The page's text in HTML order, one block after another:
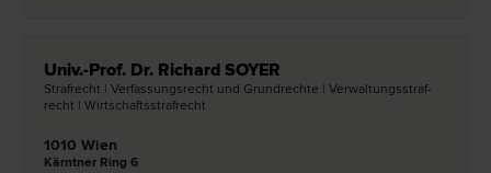
Univ.-Prof. Dr. Richard SOYER
Straf­recht | Verfassungs­recht und Grund­rechte | Verwaltungsstraf­
recht | Wirtschaftsstraf­recht
1010 Wien
Kärntner Ring 6